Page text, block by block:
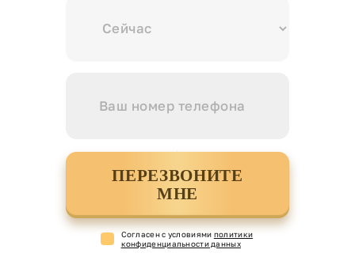
ПЕРЕЗВОНИТЕ
МНЕ
Cогласен с условиями политики
конфиденциальности данных